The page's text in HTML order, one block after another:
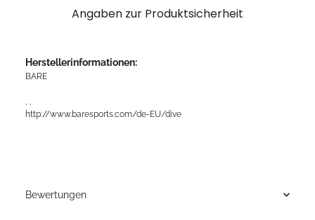
Angaben zur Produktsicherheit
Herstellerinformationen:
BARE
http://www.baresports.com/de-EU/dive
Bewertungen